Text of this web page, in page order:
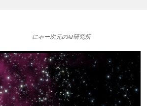
にゃー次元のAI研究所